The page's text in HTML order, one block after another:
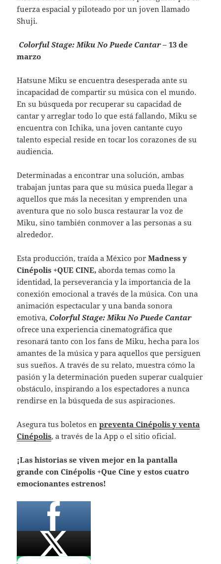
fuerza espacial y piloteado por un joven llamado
Shuji.
Colorful Stage: Miku No Puede Cantar– 13 de
marzo
Hatsune Miku se encuentra desesperada ante su
incapacidad de compartir su música con el mundo.
En su búsqueda por recuperar su capacidad de
cantar y arreglar todo lo que está fallando, Miku se
encuentra con Ichika, una joven cantante cuyo
talento especial reside en tocar los corazones de su
audiencia.
Determinadas a encontrar una solución, ambas
trabajan juntas para que su música pueda llegar a
aquellos que más la necesitan y emprenden una
aventura que no solo busca restaurar la voz de
Miku, sino también conmover a las personas a su
alrededor.
Esta producción, traída a México porMadness y
Cinépolis +QUE CINE, aborda temas como la
identidad, la perseverancia y la importancia de la
conexión emocional a través de la música. Con una
animación espectacular y una banda sonora
emotiva, Colorful Stage: Miku No Puede Cantar
ofrece una experiencia cinematográfica que
resonará tanto con los fans de Miku, hecha para los
amantes de la música y para aquellos que persiguen
sus sueños. A través de su relato, muestra cómo la
pasión y la determinación pueden superar cualquier
obstáculo, inspirando a los espectadores a nunca
rendirse en la búsqueda de sus aspiraciones.
Asegura tus boletos enpreventa Cinépolis y venta
Cinépolis, a través de la App o el sitio oficial.
¡Las historias se viven mejor en la pantalla
grande con Cinépolis +Que Cine y estos cuatro
emocionantes estrenos!